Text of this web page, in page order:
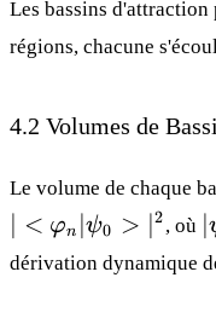
Les bassins
régions, chacune
4.2 Volumes de
Le volume de chaque
∣ < φn ∣ψ0 > ∣2 , où |∣
dérivation dynamique